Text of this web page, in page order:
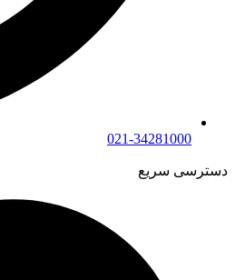
021-34281000
دسترسی سریع